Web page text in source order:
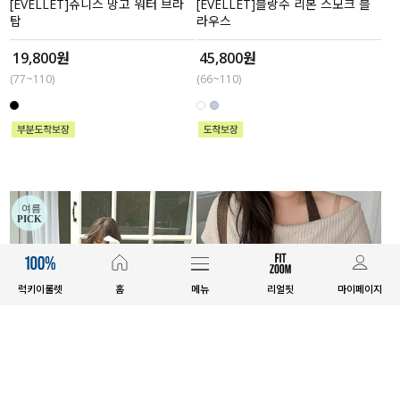
럭키이룰렛 홈 메뉴 리얼핏 마이페이지
[EVELLET]쥬니스 망고 워터 브라
탑
19,800원
(77~110)
[EVELLET]블랑수 리본 스모크 블
라우스
45,800원
(66~110)